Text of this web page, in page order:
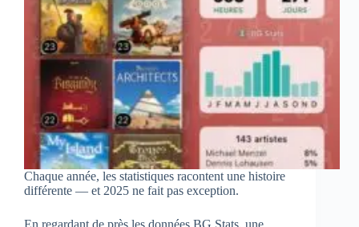
Chaque année, les statistiques racontent une histoire
différente — et 2025 ne fait pas exception.
En regardant de près les données BG Stats, une